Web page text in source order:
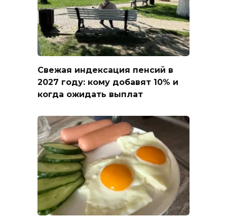
Свежая индексация пенсий в
2027 году: кому добавят 10% и
когда ожидать выплат